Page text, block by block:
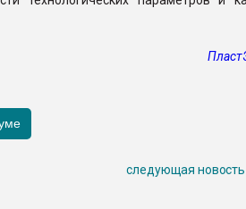
следующая новость